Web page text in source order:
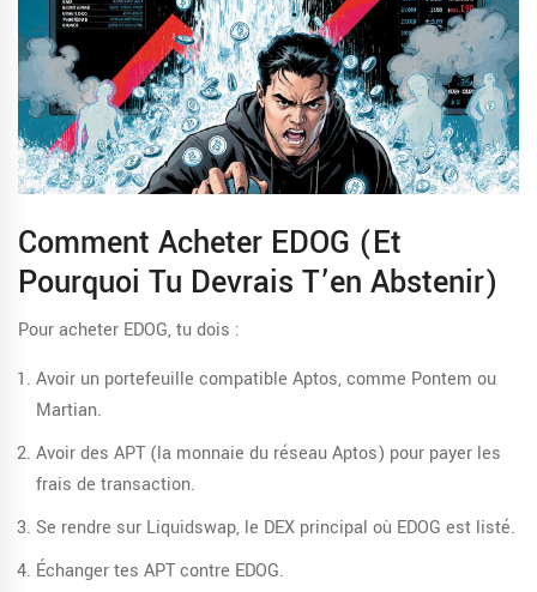
Comment Acheter EDOG (et
Pourquoi Tu Devrais T’en Abstenir)
Pour acheter EDOG, tu dois :
Avoir un portefeuille compatible Aptos, comme Pontem ou
Martian.
Avoir des APT (la monnaie du réseau Aptos) pour payer les
frais de transaction.
Se rendre sur Liquidswap, le DEX principal où EDOG est listé.
Échanger tes APT contre EDOG.